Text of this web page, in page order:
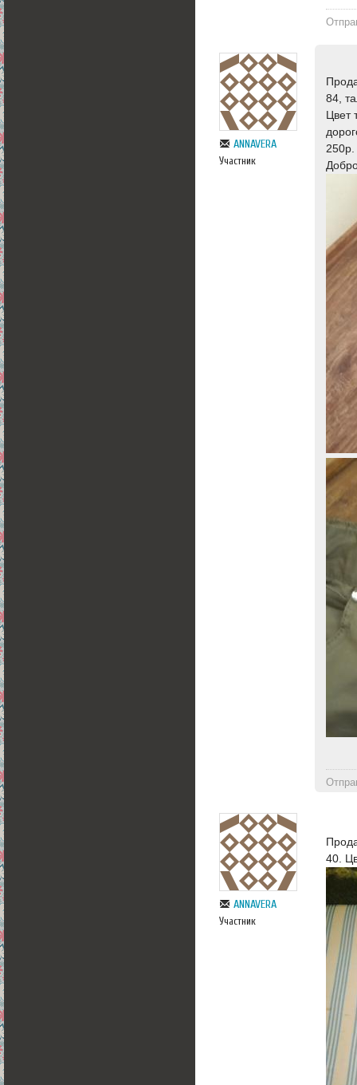
ANNAVERA
Участник
84,
Цвет
250р.
ANNAVERA
Участник
40.